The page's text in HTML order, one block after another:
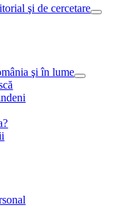
şi de cercetare
şi în lume